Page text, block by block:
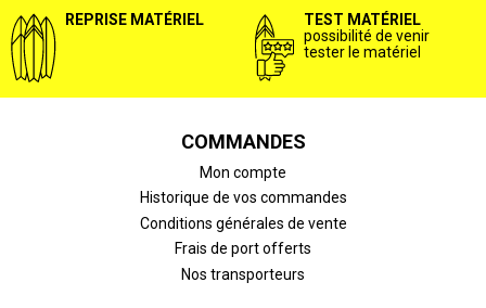
REPRISE MATÉRIEL
TEST MATÉRIEL
possibilité de venir
tester le matériel
COMMANDES
Mon compte
Historique de vos commandes
Conditions générales de vente
Frais de port offerts
Nos transporteurs